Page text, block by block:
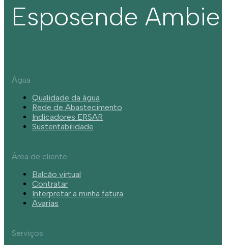
Esposende
Água
Qualidade da água
Rede de Abastecimento
Indicadores ERSAR
Sustentabilidade
Área de cliente
Balcão virtual
Contratar
Interpretar a minha fatura
Avarias
Serviços